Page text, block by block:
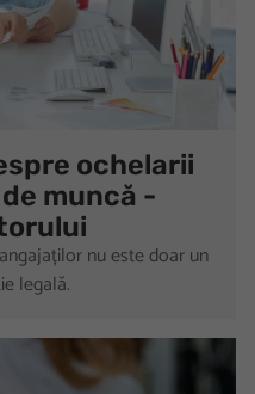
ochelarii
muncă -
nu este doar un
legală.